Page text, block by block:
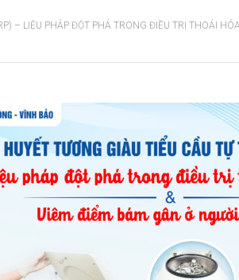
– LIỆU PHÁP ĐỘT PHÁ TRONG ĐIỀU TRỊ THOÁI